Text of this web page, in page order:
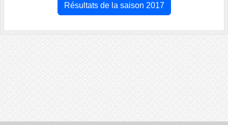
Résultats de la saison 2017